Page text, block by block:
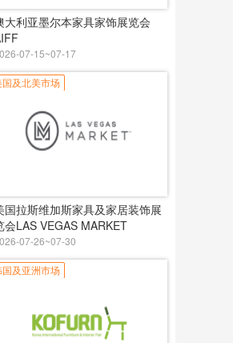
大利亚墨尔本家具家饰展览会
07-15~07-17
国及北美市场
国拉斯维加斯家具及家居装饰展
会LAS VEGAS MARKET
07-26~07-30
国及亚洲市场